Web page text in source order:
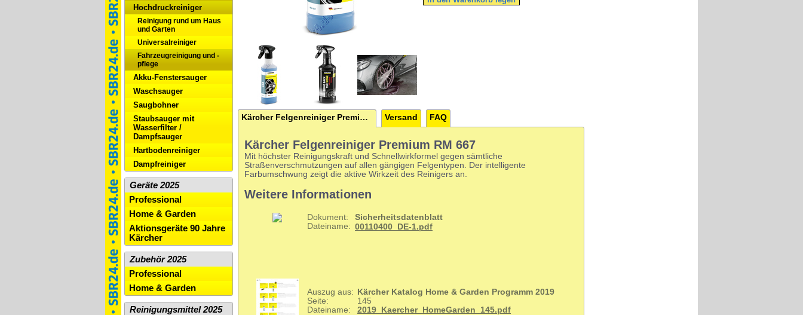
Kärcher Felgenreiniger Premium RM 667 Versand FAQ
Kärcher Felgenreiniger Premium RM 667
Mit höchster Reinigungskraft und Schnellwirkformel gegen sämtliche
Straßenverschmutzungen auf allen gängigen Felgentypen. Der intelligente
Farbumschwung zeigt die aktive Wirkzeit des Reinigers an.
Weitere Informationen
Dokument:
Sicherheitsdatenblatt
Dateiname: 00110400_DE-1.pdf
Auszug aus: Kärcher Katalog Home & Garden Programm 2019
Seite:
145
Dateiname:
2019_Kaercher_HomeGarden_145.pdf
Hochdruckreiniger
Reinigung rund um Haus
und Garten
Universalreiniger
Fahrzeugreinigung und -
pflege
Akku-Fenstersauger
Waschsauger
Saugbohner
Staubsauger mit
Wasserfilter /
Dampfsauger
Hartbodenreiniger
Dampfreiniger
Geräte 2025
Professional
Home & Garden
Aktionsgeräte 90 Jahre
Kärcher
Zubehör 2025
Professional
Home & Garden
Reinigungsmittel 2025